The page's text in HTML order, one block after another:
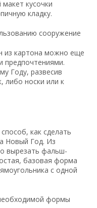
кусочки
кладку.
сооружение
из картона можно еще
предпочтениями.
Году, развесив
либо носки или к
как сделать
Новый Год. Из
вырезать фальш-
базовая форма
с одной
формы